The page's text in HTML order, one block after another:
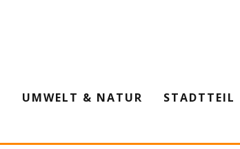
UMWELT & NATUR
STADTTEIL